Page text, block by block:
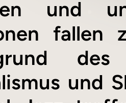
und
fallen
des
und